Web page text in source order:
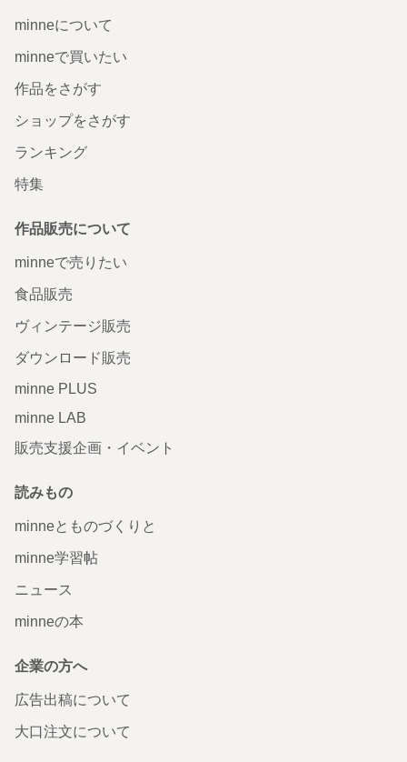
minneについて
minneで買いたい
作品をさがす
ショップをさがす
ランキング
特集
作品販売について
minneで売りたい
食品販売
ヴィンテージ販売
ダウンロード販売
minne PLUS
minne LAB
販売支援企画・イベント
読みもの
minneとものづくりと
minne学習帖
ニュース
minneの本
企業の方へ
広告出稿について
大口注文について